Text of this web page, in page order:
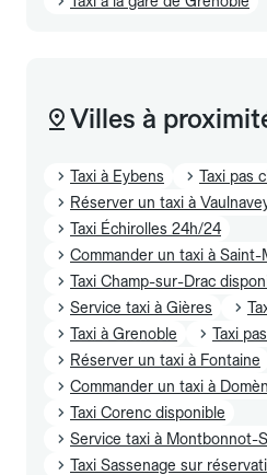
Villes à
Taxi à Eybens
Taxi pas
Réserver un taxi à
Taxi Échirolles 24h/24
Commander un taxi à
Taxi Champ-sur-Drac
Service taxi à Gières
Taxi à Grenoble
Taxi
Réserver un taxi à Fontaine
Commander un taxi à
Taxi Corenc disponible
Service taxi à Montbonnot-
Taxi Sassenage sur